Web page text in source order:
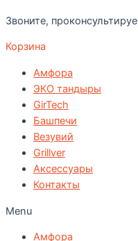
Звоните,
Корзина
Амфора
ЭКО тандыры
GirTech
Башпечи
Везувий
Grillver
Аксессуары
Контакты
Menu
Амфора